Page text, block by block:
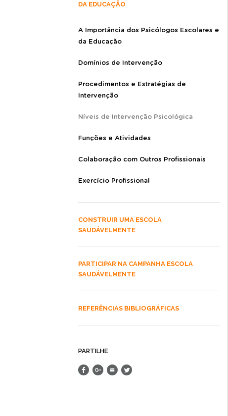
DA EDUCAÇÃO
A Importância dos Psicólogos Escolares e
da Educação
Domínios de Intervenção
Procedimentos e Estratégias de
Intervenção
Níveis de Intervenção Psicológica
Funções e Atividades
Colaboração com Outros Profissionais
Exercício Profissional
CONSTRUIR UMA ESCOLA
SAUDÁVELMENTE
PARTICIPAR NA CAMPANHA ESCOLA
SAUDÁVELMENTE
REFERÊNCIAS BIBLIOGRÁFICAS
PARTILHE